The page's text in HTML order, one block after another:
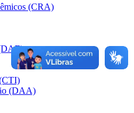
(CRA)
(DAA)